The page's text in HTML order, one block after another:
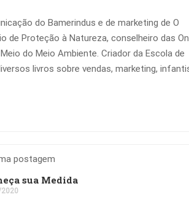
do Bamerindus e de marketing de O
de Proteção à Natureza, conselheiro das
do Meio Ambiente. Criador da Escola de
livros sobre vendas, marketing,
postagem
sua Medida